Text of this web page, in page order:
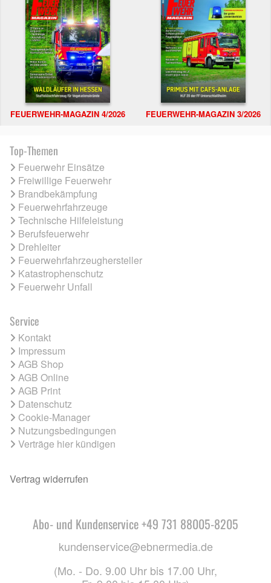
FEUERWEHR-MAGAZIN 4/2026 FEUERWEHR-MAGAZIN 3/2026
Top-Themen
Feuerwehr Einsätze
Freiwillige Feuerwehr
Brandbekämpfung
Feuerwehrfahrzeuge
Technische Hilfeleistung
Berufsfeuerwehr
Drehleiter
Feuerwehrfahrzeughersteller
Katastrophenschutz
Feuerwehr Unfall
Service
Kontakt
Impressum
AGB Shop
AGB Online
AGB Print
Datenschutz
Cookie-Manager
Nutzungsbedingungen
Verträge hier kündigen
Vertrag widerrufen
Abo- und Kundenservice +49 731 88005-8205
kundenservice@ebnermedia.de
(Mo. - Do. 9.00 Uhr bis 17.00 Uhr,